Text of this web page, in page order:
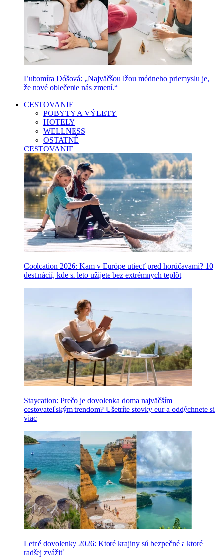
Ľubomíra Dóšová: „Najväčšou lžou módneho priemyslu je,
že nové oblečenie nás zmení.“
CESTOVANIE
POBYTY A VÝLETY
HOTELY
WELLNESS
OSTATNÉ
CESTOVANIE
Coolcation 2026: Kam v Európe utiecť pred horúčavami? 10
destinácií, kde si leto užijete bez extrémnych teplôt
Staycation: Prečo je dovolenka doma najväčším
cestovateľským trendom? Ušetríte stovky eur a oddýchnete si
viac
Letné dovolenky 2026: Ktoré krajiny sú bezpečné a ktoré
radšej zvážiť